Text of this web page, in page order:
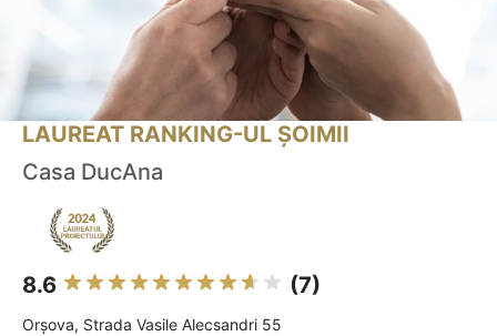
LAUREAT RANKING-UL ȘOIMII
Casa DucAna
8.6 (7)
Orşova, Strada Vasile Alecsandri 55